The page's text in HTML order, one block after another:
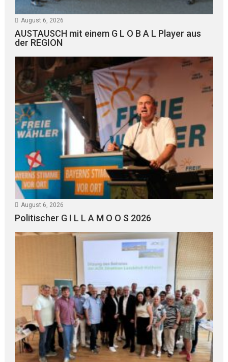
August 6, 2026
AUSTAUSCH mit einem G L O B A L Player aus
der REGION
August 6, 2026
Politischer G I L L A M O O S 2026